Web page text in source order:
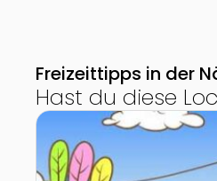
Freizeittipps in der
Hast du diese
Zur Detailseite von